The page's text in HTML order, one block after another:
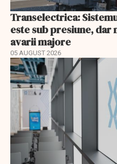
Transelectrica:
este sub presiune, dar
avarii majore
05 AUGUST 2026